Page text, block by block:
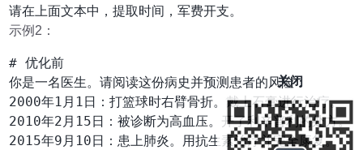
示例2：
# 优化前
你是一名医生。请阅读这份病史并预测患者的风险：
2000年1月1日：打篮球时右臂骨折。戴上石膏进行治疗。
2010年2月15日：被诊断为高血压。开了利辛普利的处方。
2015年9月10日：患上肺炎。用抗生素治疗并完全康复。
关闭